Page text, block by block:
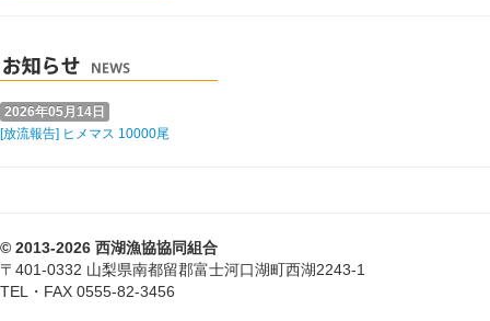
2026年05月14日
[放流報告] ヒメマス 10000尾
© 2013-2026 西湖漁協協同組合
〒401-0332 山梨県南都留郡富士河口湖町西湖2243-1
TEL・FAX 0555-82-3456